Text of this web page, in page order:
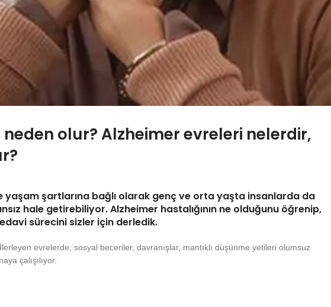
olur? Alzheimer evreleri nelerdir,
yaşam şartlarına bağlı olarak genç ve orta yaşta insanlarda da
hale getirebiliyor. Alzheimer hastalığının ne olduğunu öğrenip,
sürecini sizler için derledik.
evrelerde, sosyal beceriler, davranışlar, mantıklı düşünme yetileri olumsuz
çalışılıyor.